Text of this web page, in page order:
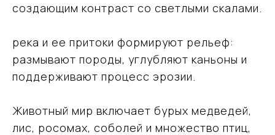
создающим контраст со светлыми скалами.
река и ее притоки формируют рельеф:
размывают породы, углубляют каньоны и
поддерживают процесс эрозии.
Животный мир включает бурых медведей,
лис, росомах, соболей и множество птиц,